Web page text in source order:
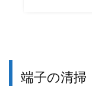
端子の清掃